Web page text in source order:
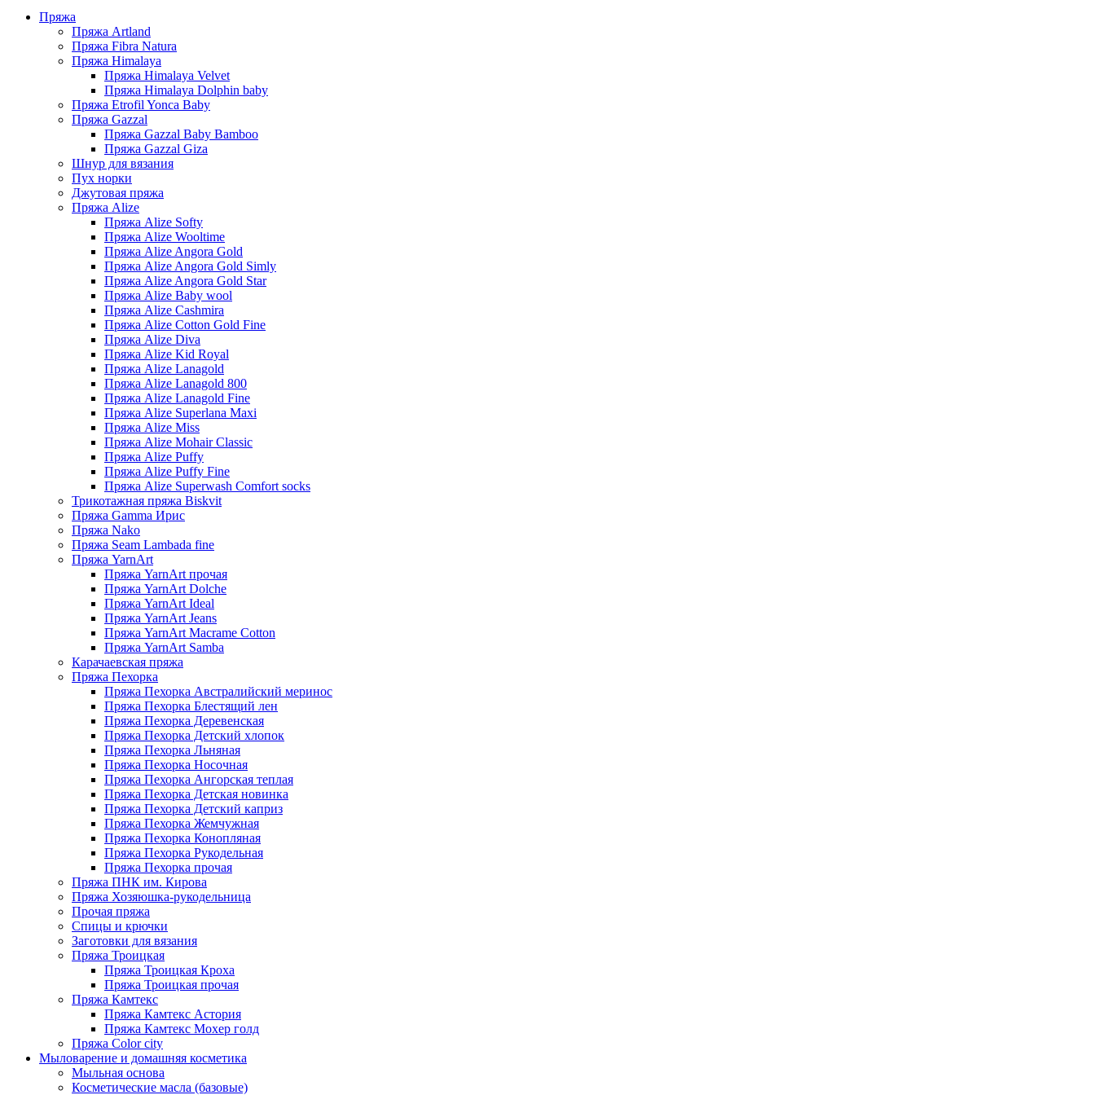
Пряжа
Пряжа Artland
Пряжа Fibra Natura
Пряжа Himalaya
Пряжа Himalaya Velvet
Пряжа Himalaya Dolphin baby
Пряжа Etrofil Yonca Baby
Пряжа Gazzal
Пряжа Gazzal Baby Bamboo
Пряжа Gazzal Giza
Шнур для вязания
Пух норки
Джутовая пряжа
Пряжа Alize
Пряжа Alize Softy
Пряжа Alize Wooltime
Пряжа Alize Angora Gold
Пряжа Alize Angora Gold Simly
Пряжа Alize Angora Gold Star
Пряжа Alize Baby wool
Пряжа Alize Cashmira
Пряжа Alize Cotton Gold Fine
Пряжа Alize Diva
Пряжа Alize Kid Royal
Пряжа Alize Lanagold
Пряжа Alize Lanagold 800
Пряжа Alize Lanagold Fine
Пряжа Alize Superlana Maxi
Пряжа Alize Miss
Пряжа Alize Mohair Classic
Пряжа Alize Puffy
Пряжа Alize Puffy Fine
Пряжа Alize Superwash Comfort socks
Трикотажная пряжа Biskvit
Пряжа Gamma Ирис
Пряжа Nako
Пряжа Seam Lambada fine
Пряжа YarnArt
Пряжа YarnArt прочая
Пряжа YarnArt Dolche
Пряжа YarnArt Ideal
Пряжа YarnArt Jeans
Пряжа YarnArt Macrame Cotton
Пряжа YarnArt Samba
Карачаевская пряжа
Пряжа Пехорка
Пряжа Пехорка Австралийский меринос
Пряжа Пехорка Блестящий лен
Пряжа Пехорка Деревенская
Пряжа Пехорка Детский хлопок
Пряжа Пехорка Льняная
Пряжа Пехорка Носочная
Пряжа Пехорка Ангорская теплая
Пряжа Пехорка Детская новинка
Пряжа Пехорка Детский каприз
Пряжа Пехорка Жемчужная
Пряжа Пехорка Конопляная
Пряжа Пехорка Рукодельная
Пряжа Пехорка прочая
Пряжа ПНК им. Кирова
Пряжа Хозяюшка-рукодельница
Прочая пряжа
Спицы и крючки
Заготовки для вязания
Пряжа Троицкая
Пряжа Троицкая Кроха
Пряжа Троицкая прочая
Пряжа Камтекс
Пряжа Камтекс Астория
Пряжа Камтекс Мохер голд
Пряжа Color city
Мыловарение и домашняя косметика
Мыльная основа
Косметические масла (базовые)